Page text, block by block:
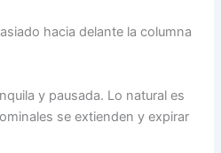
hacia delante la columna
y pausada. Lo natural es
se extienden y expirar